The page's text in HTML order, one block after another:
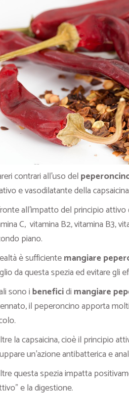
contrari all’uso del
e vasodilatante della
all’impatto del principio
C, vitamina B2, vitamina B3,
piano.
è sufficientemangiare
da questa spezia ed evitare gli
sono i beneficidi mangiare
il peperoncino apporta
la capsaicina, cioè il principio
un’azione antibatterica e
questa spezia impatta
e la digestione.